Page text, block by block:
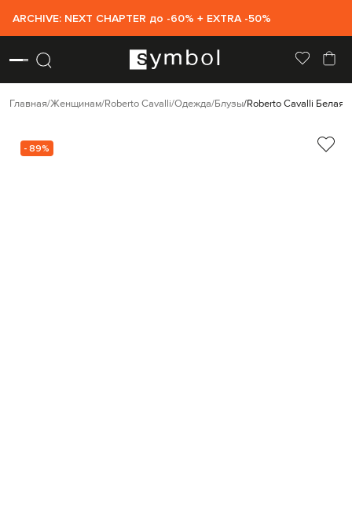
ARCHIVE: NEXT CHAPTER до -60% + EXTRA -50%
Главная Женщинам Roberto Cavalli Одежда Блузы Roberto Cavalli Белая
- 89%